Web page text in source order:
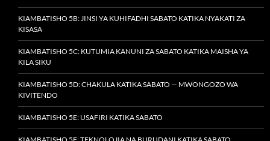
KIAMBATISHO 5B: JINSI YA KUHIFADHI SABATO KATIKA NYAKATI ZA
KISASA
KIAMBATISHO 5C: KUTUMIA KANUNI ZA SABATO KATIKA MAISHA YA
KILA SIKU
KIAMBATISHO 5D: CHAKULA KATIKA SABATO — MWONGOZO WA
KIVITENDO
KIAMBATISHO 5E: USAFIRI KATIKA SABATO